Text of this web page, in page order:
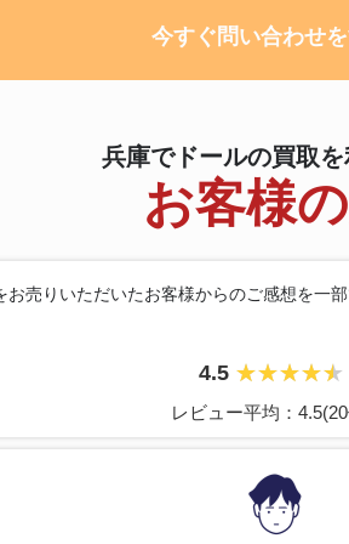
今すぐ問い合わせ
兵庫でドールの買取
お客様
お売りいただいたお客様からのご感想を一
4.5
レビュー平均：